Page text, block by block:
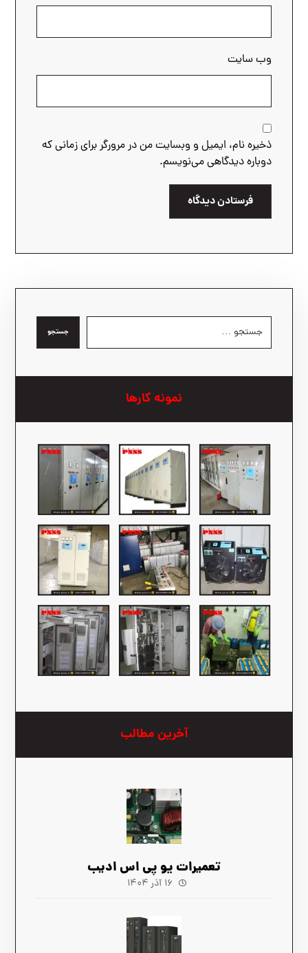
وب‌ سایت
ذخیره نام، ایمیل و وبسایت من در مرورگر برای زمانی که
دوباره دیدگاهی می‌نویسم.
فرستادن دیدگاه
جستجو
نمونه کارها
آخرین مطالب
تعمیرات یو پی اس ادیب
۱۶ آذر ۱۴۰۴